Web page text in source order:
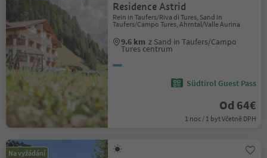
Residence Astrid
Rein in Taufers/Riva di Tures, Sand in
Taufers/Campo Tures, Ahrntal/Valle Aurina
9.6 km z Sand in Taufers/Campo
Tures centrum
Südtirol Guest Pass
Od 64€
1 noc / 1 byt Včetně DPH
Na vyžádání